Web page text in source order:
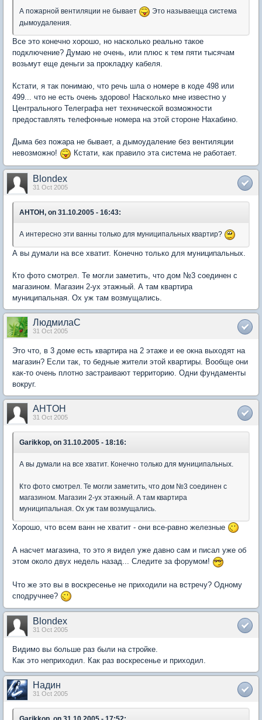
А пожарной вентиляции не бывает
Это называецца система
дымоудаления.
Все это конечно хорошо, но насколько реально такое
подключение? Думаю не очень, или плюс к тем пяти тысячам
возьмут еще деньги за прокладку кабеля.
Кстати, я так понимаю, что речь шла о номере в коде 498 или
499... что не есть очень здорово! Насколько мне известно у
Центрального Телеграфа нет технической возможности
предоставлять телефонные номера на этой стороне Нахабино.
Дыма без пожара не бывает, а дымоудаление без вентиляции
невозможно!
Кстати, как правило эта система не работает.
Blondex
31 Oct 2005
AHTOH, on 31.10.2005 - 16:43:
А интересно эти ванны только для муниципальных квартир?
А вы думали на все хватит. Конечно только для муниципальных.
Кто фото смотрел. Те могли заметить, что дом №3 соединен с
магазином. Магазин 2-ух этажный. А там квартира
муниципальная. Ох уж там возмущались.
ЛюдмилаС
31 Oct 2005
Это что, в 3 доме есть квартира на 2 этаже и ее окна выходят на
магазин? Если так, то бедные жители этой квартиры. Вообще они
как-то очень плотно застраивают территорию. Одни фундаменты
вокруг.
AHTOH
31 Oct 2005
Garikkop, on 31.10.2005 - 18:16:
А вы думали на все хватит. Конечно только для муниципальных.
Кто фото смотрел. Те могли заметить, что дом №3 соединен с
магазином. Магазин 2-ух этажный. А там квартира
муниципальная. Ох уж там возмущались.
Хорошо, что всем ванн не хватит - они все-равно железные
А насчет магазина, то это я видел уже давно сам и писал уже об
этом около двух недель назад... Следите за форумом!
Что же это вы в воскресенье не приходили на встречу? Одному
сподручнее?
Blondex
31 Oct 2005
Видимо вы больше раз были на стройке.
Как это неприходил. Как раз воскресенье и приходил.
Надин
31 Oct 2005